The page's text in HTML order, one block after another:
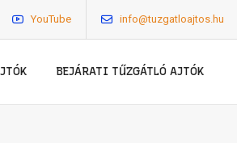
YouTube info@tuzgatloajtos.hu
BEJÁRATI TŰZGÁTLÓ AJTÓK